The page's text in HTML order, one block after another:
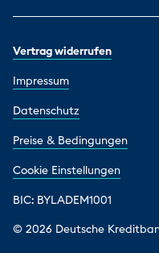
© 2026 Deutsche
Vertrag widerrufen
Impressum
Datenschutz
Preise & Bedingungen
Cookie Einstellungen
BIC: BYLADEM1001